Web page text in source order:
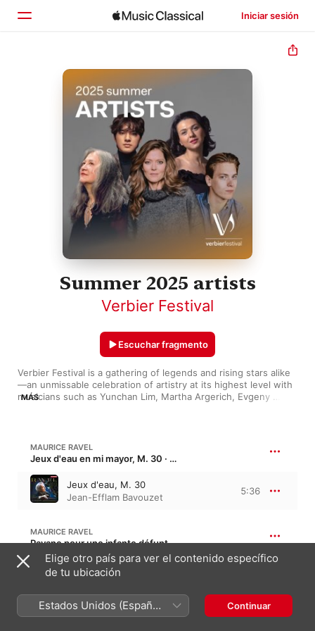
Iniciar sesión
Inicio
Explorar
Summer 2025 artists
Verbier Festival
Verbier Festival is a gathering of legends and rising stars alike
—an unmissable celebration of artistry at its highest level with
musicians such as Yunchan Lim, Martha Argerich, Evgeny
MÁS
Escuchar fragmento
MAURICE RAVEL
Jeux d'eau en mi mayor, M. 30 · “Juegos de agua”
Jeux d'eau, M. 30
Jean-Efflam Bavouzet
5:36
MAURICE RAVEL
Pavane pour une infante défunte, M. 19, M. 19a · “Pavana para una infanta difunta”
Pavane pour une
infante défunte, M. 19
Elige otro país para ver el contenido específico
de tu ubicación
Estados Unidos (Español
México)
Continuar